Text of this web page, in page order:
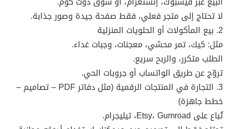
لا تحتاج إلى متجر فعلي، فقط صفحة جيدة وصور جذابة.
2. بيع المأكولات أو الحلويات المنزلية
مثل: كيك، تمر محشي، معجنات، وجبات غداء.
الطلب متكرر، والربح سريع.
تروّج عن طريق الواتساب أو جروبات الحي.
3. التجارة في المنتجات الرقمية (مثل دفاتر PDF – تصاميم –
خطط جاهزة)
تُباع على Etsy، Gumroad، تيليجرام.